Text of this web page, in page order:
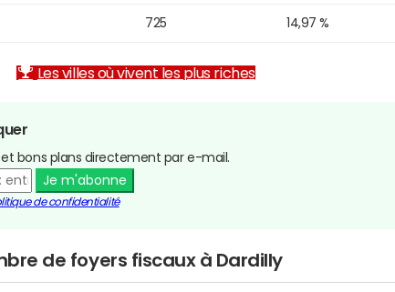
725 14,97 %
Les villes où vivent les plus riches
et bons plans directement par e-mail.
Je m'abonne
de confidentialité
de foyers fiscaux à Dardilly